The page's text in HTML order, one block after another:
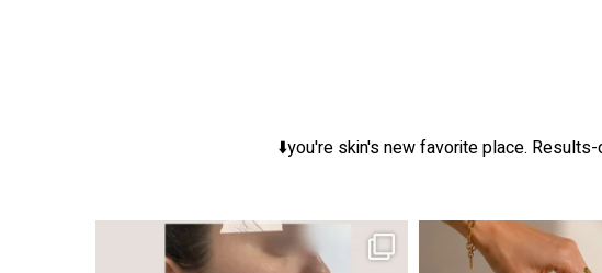
you're skin's new favorite place. Results-
הנפוצים ביותר בעור, אך לכל עור